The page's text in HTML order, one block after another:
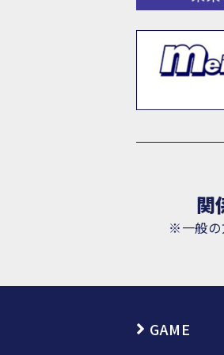
関
※一般の
GAME